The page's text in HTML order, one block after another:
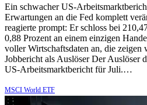
Ein schwacher US-
Erwartungen an die Fed komplett
reagierte prompt: Er schloss bei
0,88 Prozent an einem einzigen
voller Wirtschaftsdaten an, die
Jobbericht als Auslöser Der Auslöser
US-Arbeitsmarktbericht für Juli.…
MSCI World ETF